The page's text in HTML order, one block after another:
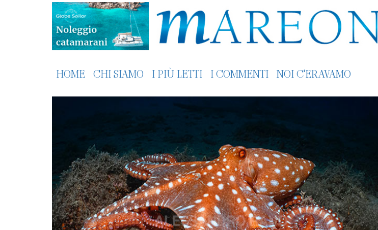
HOME CHI SIAMO I PIÙ LETTI I COMMENTI NOI C'ERAVAMO